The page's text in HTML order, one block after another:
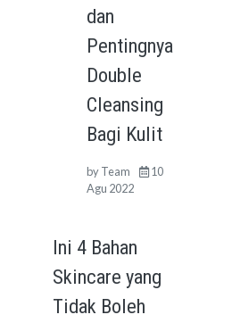
dan
Pentingnya
Double
Cleansing
Bagi Kulit
byTeam
10
Agu 2022
Ini 4 Bahan
Skincare yang
Tidak Boleh